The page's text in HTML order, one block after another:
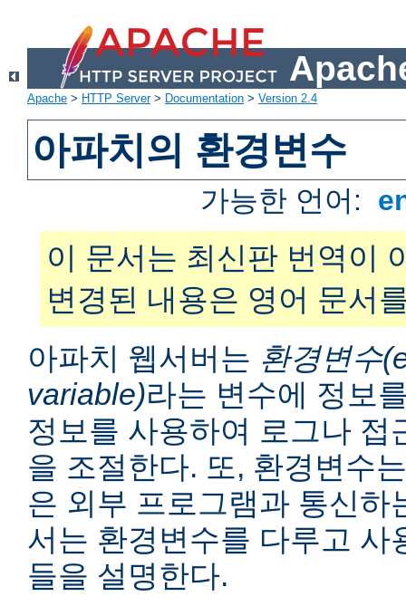
Apache > HTTP Server> Documentation > Version 2.4
아파치의 환경변수
가능한 언어:
이 문서는 최신판 번역이
변경된 내용은 영어 문서
아파치 웹서버는 환경변수
variable)라는 변수에 정보
정보를 사용하여 로그나 접
을 조절한다. 또, 환경변수
은 외부 프로그램과 통신하
서는 환경변수를 다루고 사
들을 설명한다.